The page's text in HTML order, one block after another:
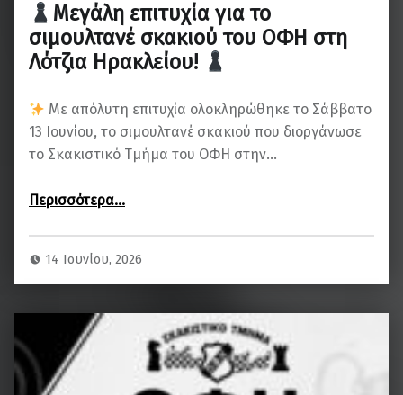
Μεγάλη επιτυχία για το
σιμουλτανέ σκακιού του ΟΦΗ στη
Λότζια Ηρακλείου!
Με απόλυτη επιτυχία ολοκληρώθηκε το Σάββατο
13 Ιουνίου, το σιμουλτανέ σκακιού που διοργάνωσε
το Σκακιστικό Τμήμα του ΟΦΗ στην…
Περισσότερα
Μεγάλη επιτυχία για το σιμουλτανέ σκακιού του ΟΦΗ στη Λότζια Ηρακλείου!
…
14 Ιουνίου, 2026